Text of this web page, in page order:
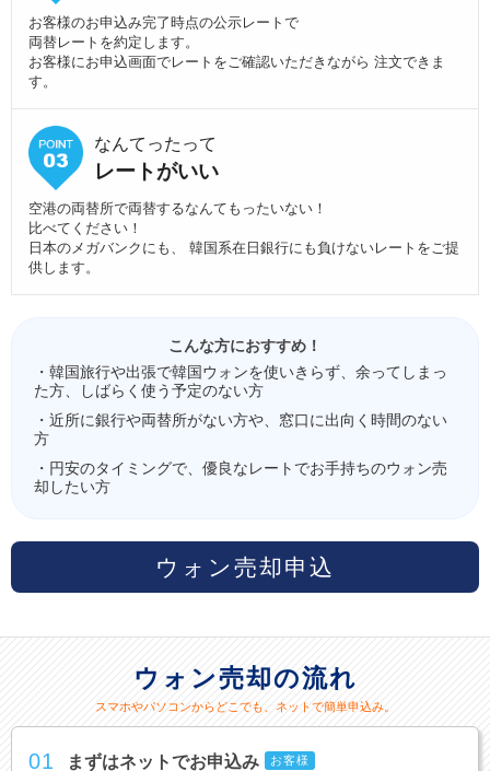
お客様のお申込み完了時点の公示レートで
両替レートを約定します。
お客様にお申込画面でレートをご確認いただきながら 注文できま
す。
なんてったって
レートがいい
空港の両替所で両替するなんてもったいない！
比べてください！
日本のメガバンクにも、 韓国系在日銀行にも負けないレートをご提
供します。
こんな方におすすめ！
・韓国旅行や出張で韓国ウォンを使いきらず、余ってしまっ
た方、しばらく使う予定のない方
・近所に銀行や両替所がない方や、窓口に出向く時間のない
方
・円安のタイミングで、優良なレートでお手持ちのウォン売
却したい方
ウォン売却申込
ウォン売却の流れ
スマホやパソコンからどこでも、ネットで簡単申込み。
01 まずはネットでお申込み お客様